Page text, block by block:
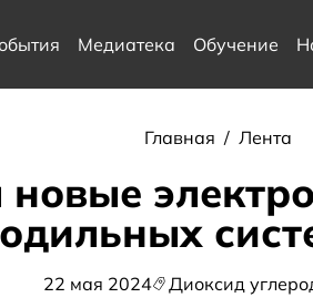
Медиатека Обучение
Главная / Лента
новые
22 мая 2024 Диоксид